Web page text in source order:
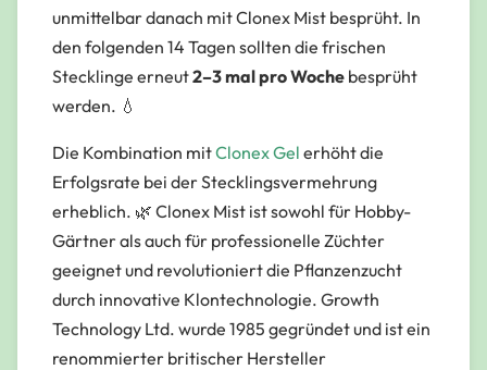
unmittelbar danach mit Clonex Mist besprüht. In
den folgenden 14 Tagen sollten die frischen
Stecklinge erneut2–3 mal pro Woche besprüht
werden. 💧
Die Kombination mitClonex Gel erhöht die
Erfolgsrate bei der Stecklingsvermehrung
erheblich. 🌿 Clonex Mist ist sowohl für Hobby-
Gärtner als auch für professionelle Züchter
geeignet und revolutioniert die Pflanzenzucht
durch innovative Klontechnologie. Growth
Technology Ltd. wurde 1985 gegründet und ist ein
renommierter britischer Hersteller